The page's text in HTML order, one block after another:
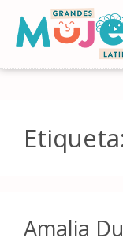
Amalia